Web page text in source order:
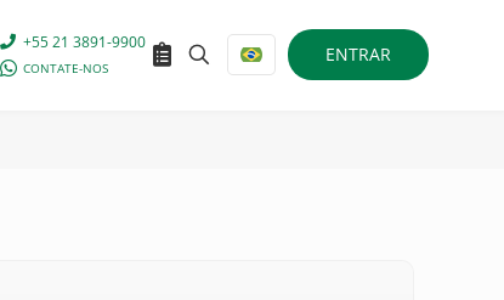
+55 21 3891-9900
CONTATE-NOS
ENTRAR